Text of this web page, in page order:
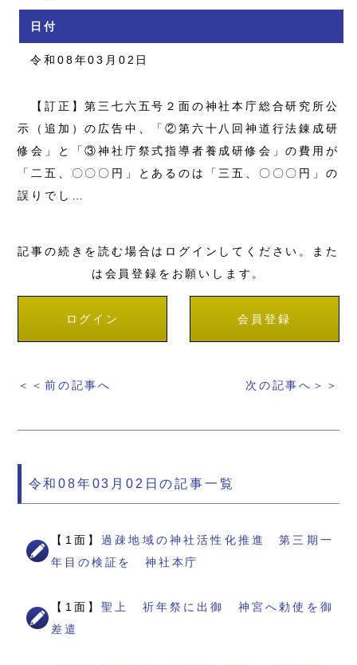
日付
令和08年03月02日
【訂正】第三七六五号２面の神社本庁総合研究所公
示（追加）の広告中、「②第六十八回神道行法錬成研
修会」と「③神社庁祭式指導者養成研修会」の費用が
「二五、〇〇〇円」とあるのは「三五、〇〇〇円」の
誤りでし…
記事の続きを読む場合はログインしてください。また
は会員登録をお願いします。
ログイン 会員登録
＜＜前の記事へ 次の記事へ＞＞
令和08年03月02日の記事一覧
【1面】過疎地域の神社活性化推進 第三期一
年目の検証を 神社本庁
【1面】聖上 祈年祭に出御 神宮へ勅使を御
差遣